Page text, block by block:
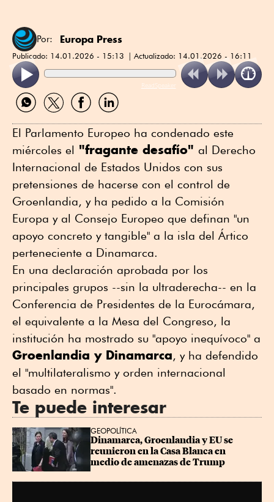
Por: Europa Press
Publicado: 14.01.2026 - 15:13 Actualizado: 14.01.2026 - 16:11
ReadSpeaker
Compartir
por
Compartir
por
Compartir
por
Compartir
por
El Parlamento Europeo ha condenado este
miércoles el "fragante desafío" al Derecho
Internacional de Estados Unidos con sus
pretensiones de hacerse con el control de
Groenlandia, y ha pedido a la Comisión
Europa y al Consejo Europeo que definan "un
apoyo concreto y tangible" a la isla del Ártico
perteneciente a Dinamarca.
En una declaración aprobada por los
principales grupos --sin la ultraderecha-- en la
Conferencia de Presidentes de la Eurocámara,
el equivalente a la Mesa del Congreso, la
institución ha mostrado su "apoyo inequívoco" a
Groenlandia y Dinamarca, y ha defendido
el "multilateralismo y orden internacional
basado en normas".
Te puede interesar
GEOPOLÍTICA
Dinamarca, Groenlandia y EU se
reunieron en la Casa Blanca en
medio de amenazas de Trump